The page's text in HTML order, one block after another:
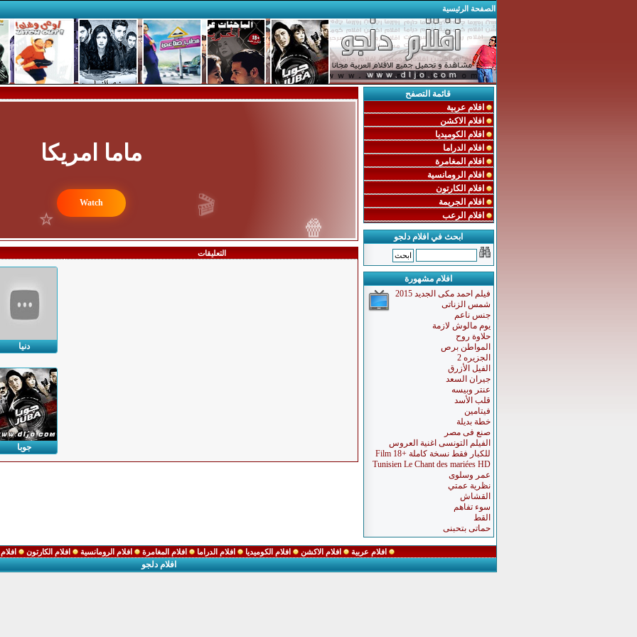
الصفحة الرئيسية
قائمة التصفح
افلام عربية
افلام الاكشن
افلام الكوميديا
افلام الدراما
افلام المغامرة
افلام الرومانسية
افلام الكارتون
افلام الجريمة
افلام الرعب
ابحث في افلام دلجو
افلام مشهورة
فيلم احمد مكى الجديد 2015
شمس الزناتى
جنس ناعم
يوم مالوش لازمة
حلاوة روح
المواطن برص
الجزيره 2
الفيل الأزرق
جيران السعد
عنتر وبيسه
قلب الأسد
فيتامين
خطة بديلة
صنع فى مصر
الفيلم التونسى اغنية العروس
للكبار فقط نسخة كاملة +18 Film
Tunisien Le Chant des mariées HD
عمر وسلوى
نظرية عمتي
القشاش
سوء تفاهم
القط
حماتى بتحبنى
ماما امريكا
Watch
⭐
🎬
🍿
التعليقات
دنيا
جوبا
افلام عربية افلام الاكشن افلام الكوميديا افلام الدراما افلام المغامرة افلام الرومانسية افلام الكارتون
افلام دلجو